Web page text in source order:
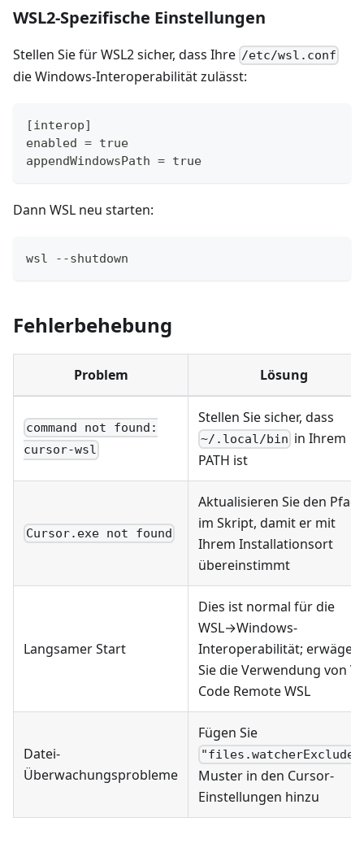
WSL2-Spezifische Einstellungen
Stellen Sie für WSL2 sicher, dass Ihre /etc/wsl.conf
die Windows-Interoperabilität zulässt:
[interop]
enabled = true
appendWindowsPath = true
Dann WSL neu starten:
wsl --shutdown
Fehlerbehebung
Problem Lösung
command not found:
cursor-wsl
Stellen Sie sicher, dass
~/.local/bin in Ihrem
PATH ist
Cursor.exe not found
Aktualisieren Sie den Pfad
im Skript, damit er mit
Ihrem Installationsort
übereinstimmt
Langsamer Start
Dies ist normal für die
WSL→Windows-
Interoperabilität; erwägen
Sie die Verwendung von
Code Remote WSL
Datei-
Überwachungsprobleme
Fügen Sie
"files.watcherExclude"
Muster in den Cursor-
Einstellungen hinzu